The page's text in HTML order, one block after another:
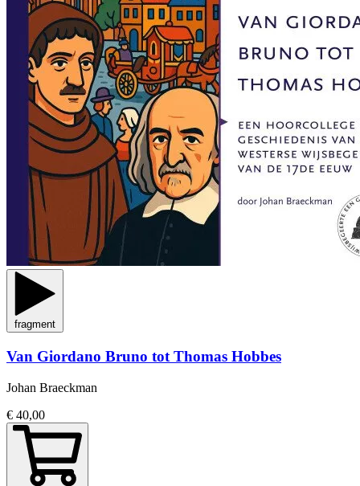
fragment
Van Giordano Bruno tot Thomas Hobbes
Johan Braeckman
€ 40,00